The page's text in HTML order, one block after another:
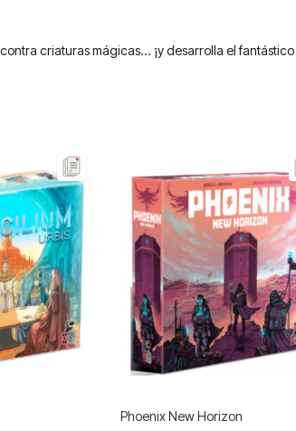
criaturas mágicas... ¡y desarrolla el
Phoenix New Horizon